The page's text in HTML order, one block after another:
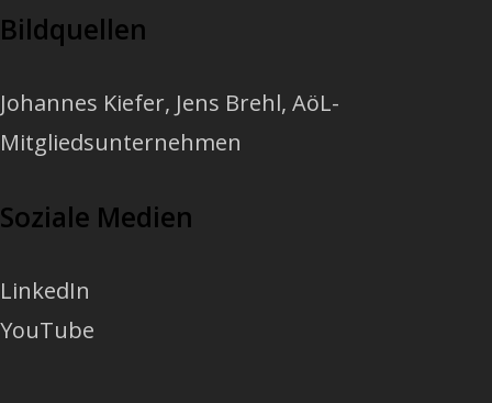
Bildquellen
Johannes Kiefer, Jens Brehl, AöL-
Mitgliedsunternehmen
Soziale Medien
LinkedIn
YouTube